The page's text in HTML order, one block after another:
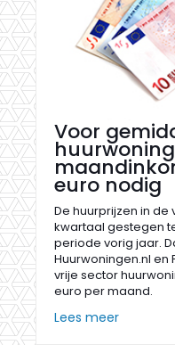
Voor
euro nodig
De huurprijzen in de
kwartaal gestegen
periode vorig jaar.
Huurwoningen.nl en
vrije sector
euro per maand.
Lees meer